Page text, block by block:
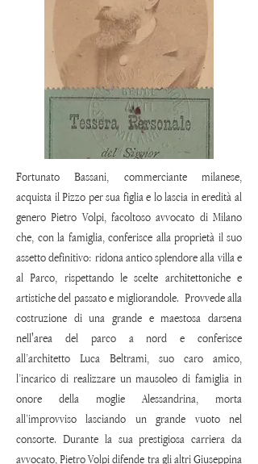
Fortunato Bassani, commerciante milanese,
acquista il Pizzo per sua figlia e lo lascia in eredità al
genero Pietro Volpi, facoltoso avvocato di Milano
che, con la famiglia, conferisce alla proprietà il suo
assetto definitivo: ridona antico splendore alla villa e
al Parco, rispettando le scelte architettoniche e
artistiche del passato e migliorandole. Provvede alla
costruzione di una grande e maestosa darsena
nell'area del parco a nord e conferisce
all’architetto Luca Beltrami, suo caro amico,
l’incarico di realizzare un mausoleo di famiglia in
onore della moglie Alessandrina, morta
all’improvviso lasciando un grande vuoto nel
consorte. Durante la sua prestigiosa carriera da
avvocato, Pietro Volpi difende tra gli altri Giuseppina